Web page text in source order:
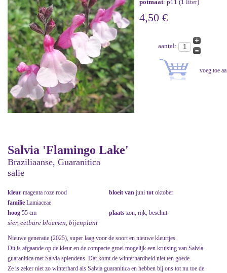
potmaat: p11 (1 liter)
4,50 €
aantal:
Salvia 'Flamingo Lake'
Braziliaanse, Guaranitica
salie
kleur magenta roze rood bloeit van juni tot oktober
familie Lamiaceae
hoog 55 cm plaats zon, rijk, beschut
sier, eetbare bloemen, bijenplant
Nieuwe generatie (2025), super laag voor de soort en nieuwe kleurtjes.
Dit is afgaande op de kleur en de compacte groei mogelijk een kruising van Salvia
guaranitica met Salvia splendens. Dat komt de winterhardheid niet ten goede.
Ze is zeker niet zo winterhard als Salvia guaranitica en hebben bij ons tot nu toe de